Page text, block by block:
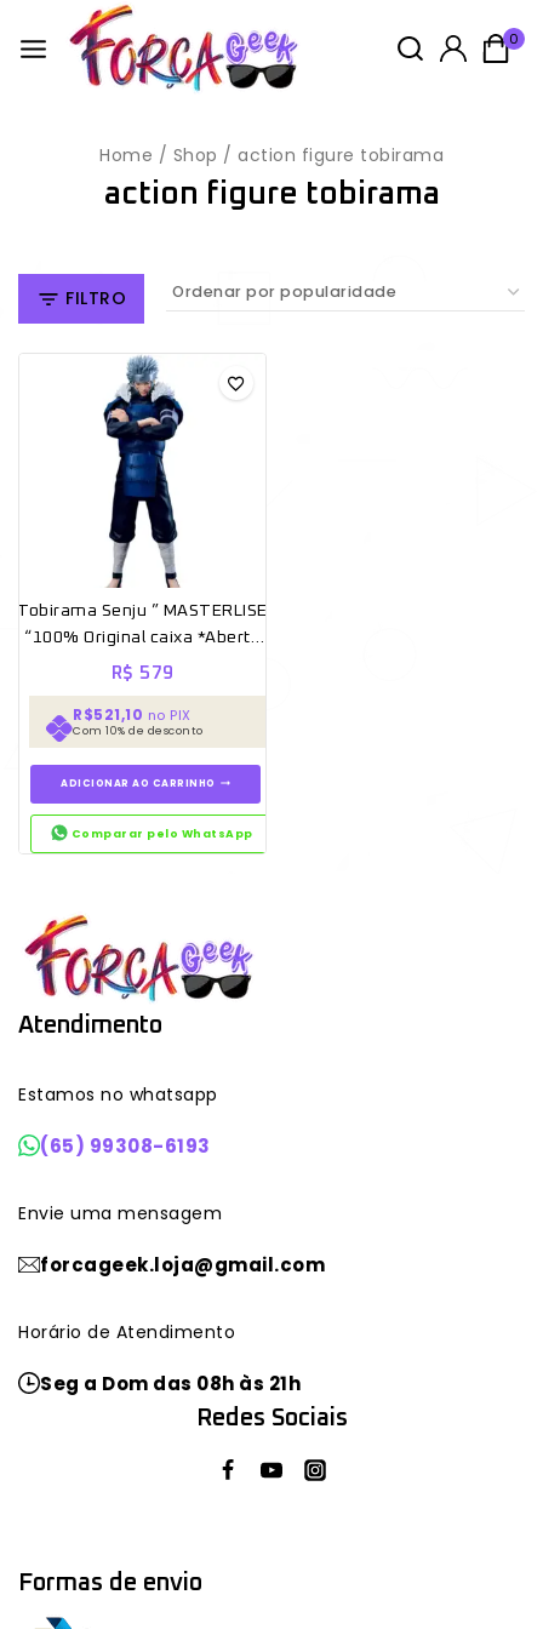
0
Home / Shop / action figure tobirama
action figure tobirama
FILTRO
Tobirama Senju ” MASTERLISE
“100% Original caixa *Aberto
para unboxing*
R$ 579
R$521,10 no PIX
Com 10% de desconto
ADICIONAR AO CARRINHO
Comparar pelo WhatsApp
Atendimento
Estamos no whatsapp
(65) 99308-6193
Envie uma mensagem
forcageek.loja@gmail.com
Horário de Atendimento
Seg a Dom das 08h às 21h
Redes Sociais
Formas de envio